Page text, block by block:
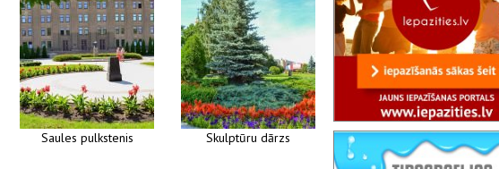
Saules pulkstenis Skulptūru dārzs